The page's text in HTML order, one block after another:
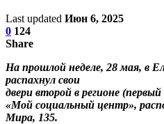
Last updated Июн 6, 2025
0 124
Share
На прошлой неделе, 28 мая, в
распахнул свои
двери второй в регионе
«Мой социальный центр»,
Мира, 135.